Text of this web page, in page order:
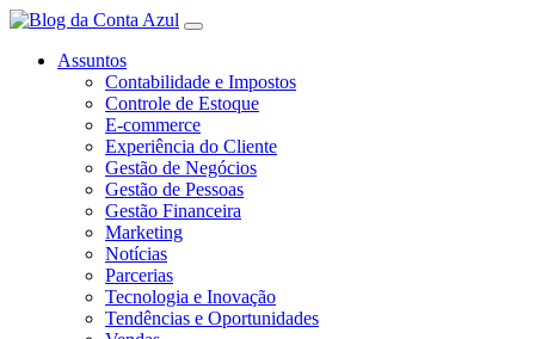
Assuntos
Contabilidade e Impostos
Controle de Estoque
E-commerce
Experiência do Cliente
Gestão de Negócios
Gestão de Pessoas
Gestão Financeira
Marketing
Notícias
Parcerias
Tecnologia e Inovação
Tendências e Oportunidades